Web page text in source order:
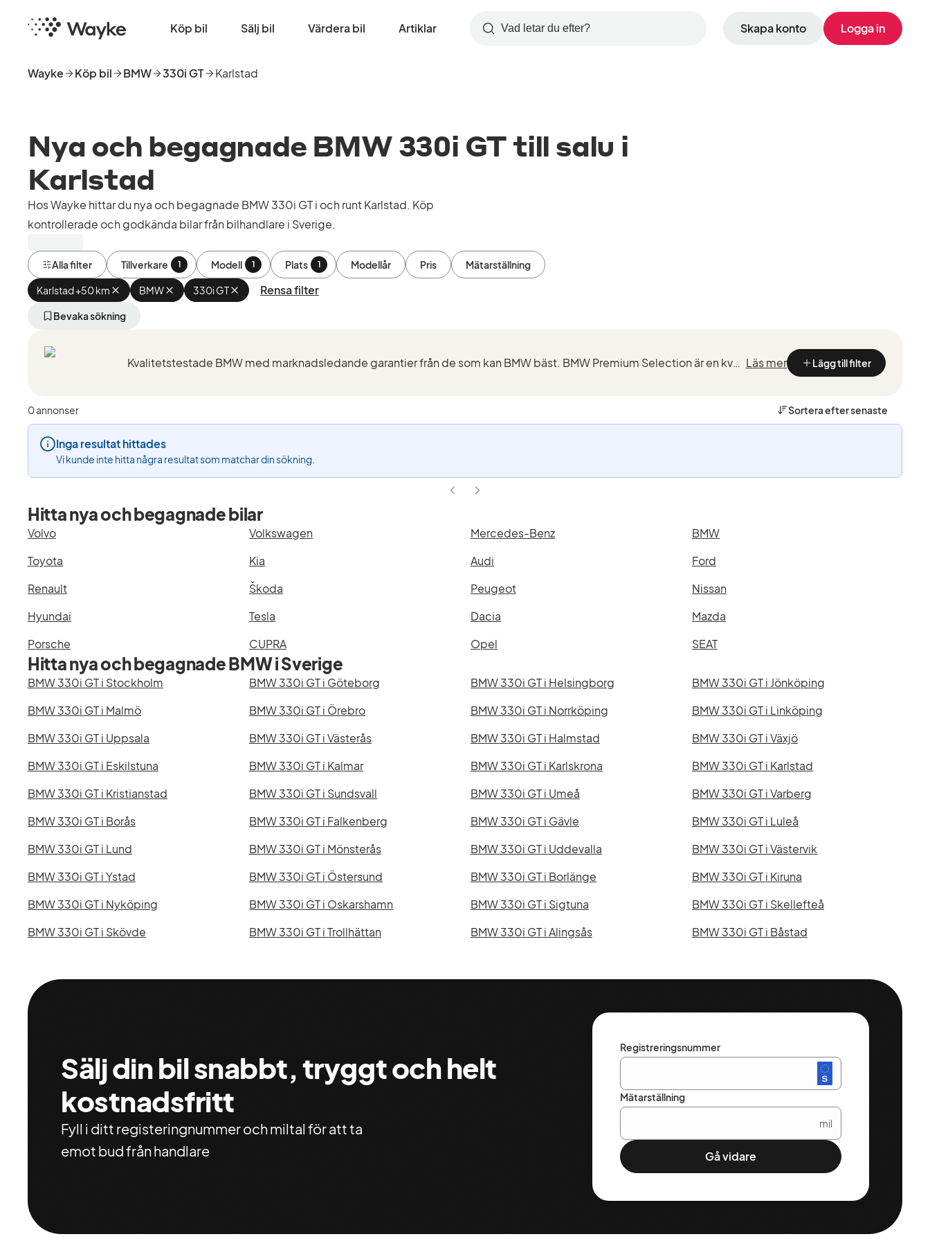
huvudinnehåll
Startsida Köp bil Sälj bil Värdera bil Artiklar Skapa konto Logga in
Sök
Wayke Köp bil BMW 330i GT Karlstad
Nya och begagnade BMW 330i GT till salu i
Karlstad
Hos Wayke hittar du nya och begagnade BMW 330i GT i och runt Karlstad. Köp
kontrollerade och godkända bilar från bilhandlare i Sverige.
Alla filter Tillverkare 1 Modell 1 Plats 1 Modellår Pris Mätarställning
Karlstad +50 km Ta
bort
aktivt
km
BMW Ta
bort
330i GT Ta
bort
(Modell)
Rensa filter
Bevaka sökning
Kvalitetstestade BMW med marknadsledande garantier från de som kan BMW bäst. BMW Premium Selection är en kvalitetssäkring vid köp av en begagnad BMW, framtaget för ett smidigt, tryggt och bekymmersfri... Läs mer Lägg till filter
0 annonser Sortera eftersenaste
Inga resultat hittades
Vi kunde inte hitta några resultat som matchar din sökning.
Hitta nya och begagnade bilar
Volvo Volkswagen Mercedes-Benz
BMW
Toyota
Kia Audi
Ford
Renault
Škoda Peugeot
Nissan
Hyundai
Tesla Dacia
Mazda
Porsche
CUPRA Opel SEAT
Hitta nya och begagnade BMW i Sverige
BMW 330i GT i Stockholm BMW 330i GT i Göteborg BMW 330i GT i Helsingborg
BMW 330i GT i Jönköping
BMW 330i GT i Malmö
BMW 330i GT i Örebro BMW 330i GT i Norrköping
BMW 330i GT i Linköping
BMW 330i GT i Uppsala
BMW 330i GT i Västerås BMW 330i GT i Halmstad
BMW 330i GT i Växjö
BMW 330i GT i Eskilstuna
BMW 330i GT i Kalmar BMW 330i GT i Karlskrona
BMW 330i GT i Karlstad
BMW 330i GT i Kristianstad
BMW 330i GT i Sundsvall BMW 330i GT i Umeå
BMW 330i GT i Varberg
BMW 330i GT i Borås
BMW 330i GT i Falkenberg BMW 330i GT i Gävle
BMW 330i GT i Luleå
BMW 330i GT i Lund
BMW 330i GT i Mönsterås BMW 330i GT i Uddevalla
BMW 330i GT i Västervik
BMW 330i GT i Ystad
BMW 330i GT i Östersund BMW 330i GT i Borlänge
BMW 330i GT i Kiruna
BMW 330i GT i Nyköping
BMW 330i GT i Oskarshamn BMW 330i GT i Sigtuna
BMW 330i GT i Skellefteå
BMW 330i GT i Skövde
BMW 330i GT i Trollhättan BMW 330i GT i Alingsås BMW 330i GT i Båstad
Sälj din bil snabbt, tryggt och helt
kostnadsfritt
Fyll i ditt registeringnummer och miltal för att ta
emot bud från handlare
Registreringsnummer
Mätarställning
mil
Gå vidare